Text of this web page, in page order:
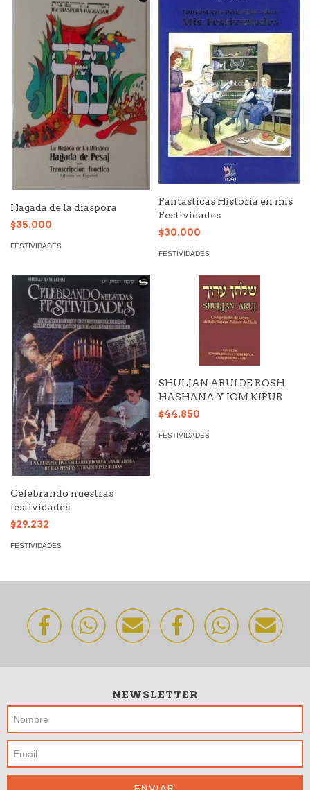
Hagada de la diaspora
$35.000
FESTIVIDADES
Fantasticas Historia en mis
Festividades
$30.000
FESTIVIDADES
Celebrando nuestras
festividades
$29.232
FESTIVIDADES
SHULJAN ARUJ DE ROSH
HASHANA Y IOM KIPUR
$44.850
FESTIVIDADES
NEWSLETTER